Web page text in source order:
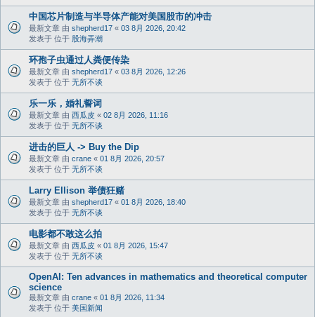
中国芯片制造与半导体产能对美国股市的冲击
最新文章 由 shepherd17 « 03 8月 2026, 20:42
发表于 位于 股海弄潮
环孢子虫通过人粪便传染
最新文章 由 shepherd17 « 03 8月 2026, 12:26
发表于 位于 无所不谈
乐一乐，婚礼誓词
最新文章 由 西瓜皮 « 02 8月 2026, 11:16
发表于 位于 无所不谈
进击的巨人 -> Buy the Dip
最新文章 由 crane « 01 8月 2026, 20:57
发表于 位于 无所不谈
Larry Ellison 举债狂赌
最新文章 由 shepherd17 « 01 8月 2026, 18:40
发表于 位于 无所不谈
电影都不敢这么拍
最新文章 由 西瓜皮 « 01 8月 2026, 15:47
发表于 位于 无所不谈
OpenAI: Ten advances in mathematics and theoretical computer
science
最新文章 由 crane « 01 8月 2026, 11:34
发表于 位于 美国新闻